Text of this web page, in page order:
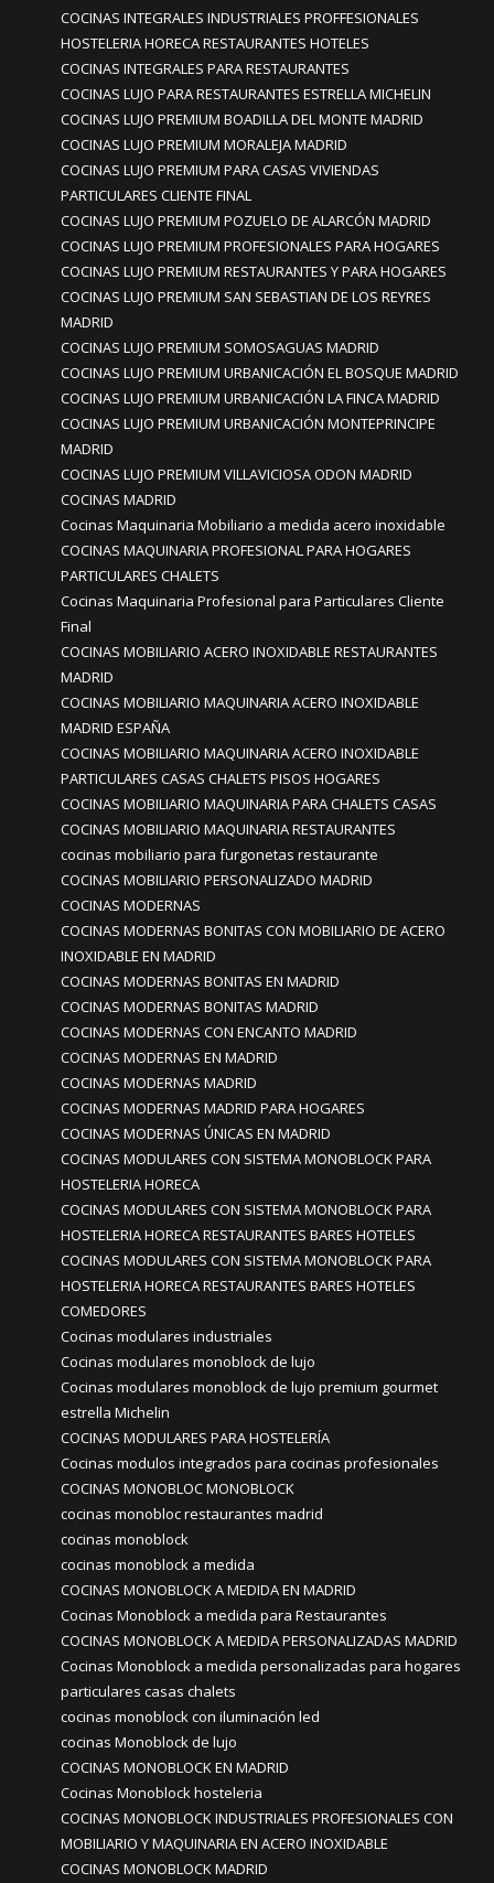
COCINAS INTEGRALES INDUSTRIALES PROFFESIONALES
HOSTELERIA HORECA RESTAURANTES HOTELES
COCINAS INTEGRALES PARA RESTAURANTES
COCINAS LUJO PARA RESTAURANTES ESTRELLA MICHELIN
COCINAS LUJO PREMIUM BOADILLA DEL MONTE MADRID
COCINAS LUJO PREMIUM MORALEJA MADRID
COCINAS LUJO PREMIUM PARA CASAS VIVIENDAS
PARTICULARES CLIENTE FINAL
COCINAS LUJO PREMIUM POZUELO DE ALARCÓN MADRID
COCINAS LUJO PREMIUM PROFESIONALES PARA HOGARES
COCINAS LUJO PREMIUM RESTAURANTES Y PARA HOGARES
COCINAS LUJO PREMIUM SAN SEBASTIAN DE LOS REYRES
MADRID
COCINAS LUJO PREMIUM SOMOSAGUAS MADRID
COCINAS LUJO PREMIUM URBANICACIÓN EL BOSQUE MADRID
COCINAS LUJO PREMIUM URBANICACIÓN LA FINCA MADRID
COCINAS LUJO PREMIUM URBANICACIÓN MONTEPRINCIPE
MADRID
COCINAS LUJO PREMIUM VILLAVICIOSA ODON MADRID
COCINAS MADRID
Cocinas Maquinaria Mobiliario a medida acero inoxidable
COCINAS MAQUINARIA PROFESIONAL PARA HOGARES
PARTICULARES CHALETS
Cocinas Maquinaria Profesional para Particulares Cliente
Final
COCINAS MOBILIARIO ACERO INOXIDABLE RESTAURANTES
MADRID
COCINAS MOBILIARIO MAQUINARIA ACERO INOXIDABLE
MADRID ESPAÑA
COCINAS MOBILIARIO MAQUINARIA ACERO INOXIDABLE
PARTICULARES CASAS CHALETS PISOS HOGARES
COCINAS MOBILIARIO MAQUINARIA PARA CHALETS CASAS
COCINAS MOBILIARIO MAQUINARIA RESTAURANTES
cocinas mobiliario para furgonetas restaurante
COCINAS MOBILIARIO PERSONALIZADO MADRID
COCINAS MODERNAS
COCINAS MODERNAS BONITAS CON MOBILIARIO DE ACERO
INOXIDABLE EN MADRID
COCINAS MODERNAS BONITAS EN MADRID
COCINAS MODERNAS BONITAS MADRID
COCINAS MODERNAS CON ENCANTO MADRID
COCINAS MODERNAS EN MADRID
COCINAS MODERNAS MADRID
COCINAS MODERNAS MADRID PARA HOGARES
COCINAS MODERNAS ÚNICAS EN MADRID
COCINAS MODULARES CON SISTEMA MONOBLOCK PARA
HOSTELERIA HORECA
COCINAS MODULARES CON SISTEMA MONOBLOCK PARA
HOSTELERIA HORECA RESTAURANTES BARES HOTELES
COCINAS MODULARES CON SISTEMA MONOBLOCK PARA
HOSTELERIA HORECA RESTAURANTES BARES HOTELES
COMEDORES
Cocinas modulares industriales
Cocinas modulares monoblock de lujo
Cocinas modulares monoblock de lujo premium gourmet
estrella Michelin
COCINAS MODULARES PARA HOSTELERÍA
Cocinas modulos integrados para cocinas profesionales
COCINAS MONOBLOC MONOBLOCK
cocinas monobloc restaurantes madrid
cocinas monoblock
cocinas monoblock a medida
COCINAS MONOBLOCK A MEDIDA EN MADRID
Cocinas Monoblock a medida para Restaurantes
COCINAS MONOBLOCK A MEDIDA PERSONALIZADAS MADRID
Cocinas Monoblock a medida personalizadas para hogares
particulares casas chalets
cocinas monoblock con iluminación led
cocinas Monoblock de lujo
COCINAS MONOBLOCK EN MADRID
Cocinas Monoblock hosteleria
COCINAS MONOBLOCK INDUSTRIALES PROFESIONALES CON
MOBILIARIO Y MAQUINARIA EN ACERO INOXIDABLE
COCINAS MONOBLOCK MADRID